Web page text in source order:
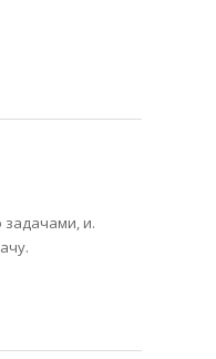
задачами, и.